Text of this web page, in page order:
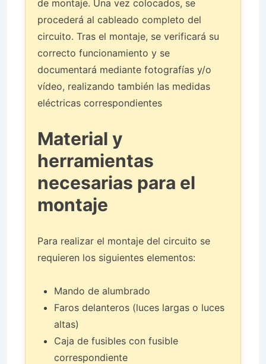
de montaje. Una vez colocados, se
procederá al cableado completo del
circuito. Tras el montaje, se verificará su
correcto funcionamiento y se
documentará mediante fotografías y/o
vídeo, realizando también las medidas
eléctricas correspondientes
Material y
herramientas
necesarias para el
montaje
Para realizar el montaje del circuito se
requieren los siguientes elementos:
Mando de alumbrado
Faros delanteros (luces largas o luces
altas)
Caja de fusibles con fusible
correspondiente